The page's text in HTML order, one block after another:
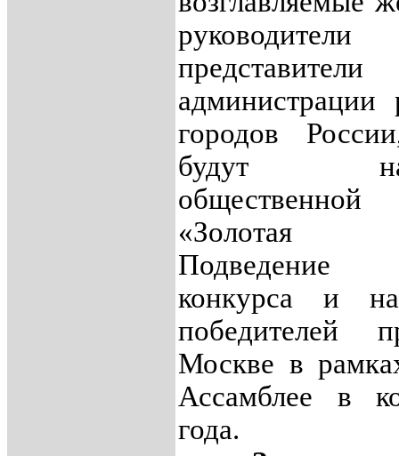
представители
администрации
городов
будут
«Золотая
конкурса и
победителей
Москве в
Ассамблее в
года.